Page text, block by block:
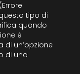
(Errore
tipo di
quando
è
un’opzione
di una